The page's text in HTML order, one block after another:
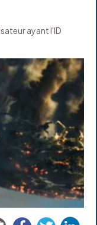
ayant l'ID